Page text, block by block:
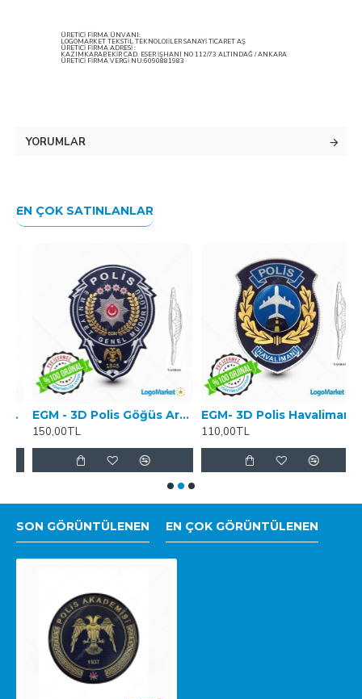
ÜRETİCİ FİRMA ÜNVANI:
LOGOMARKET TEKSTİL TEKNOLOJİLER SANAYİ TİCARET AŞ
ÜRETİCİ FİRMA ADRESİ :
KAZIMKARABEKİR CAD. ESER İŞHANI NO 112/73 ALTINDAĞ / ANKARA
ÜRETİCİ FİRMA VERGİ NU:6090881983
YORUMLAR
EN ÇOK SATINLANLAR
EGM - 3D Polis Göğüs Arması - TPU
150,00TL
EGM- 3D Polis Havalimanı Arması TPU
110,00TL
SON GÖRÜNTÜLENEN EN ÇOK GÖRÜNTÜLENEN